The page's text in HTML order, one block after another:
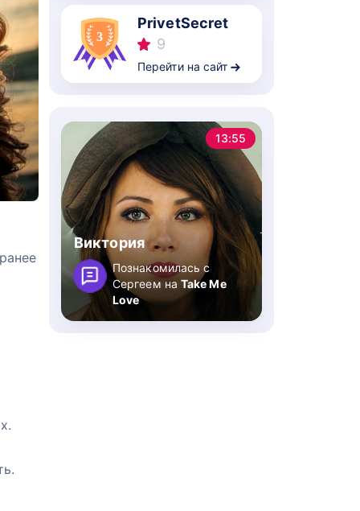
PrivetSecret
9
Перейти на сайт
13:55
Виктория
Познакомилась с
Сергеем на Take Me
Love